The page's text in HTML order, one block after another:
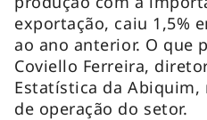
exportação, caiu 1,5%
ao ano anterior. O que
Coviello Ferreira,
Estatística da
de operação do setor.